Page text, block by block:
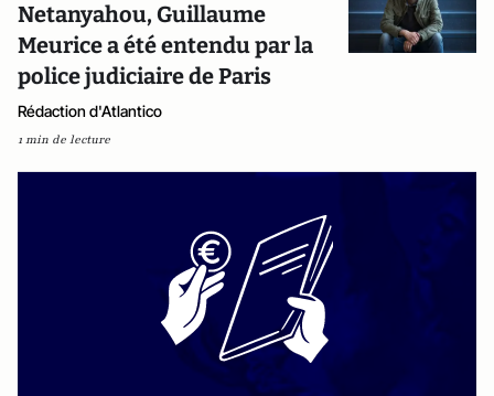
Netanyahou, Guillaume
Meurice a été entendu par la
police judiciaire de Paris
Rédaction d'Atlantico
1 min de lecture